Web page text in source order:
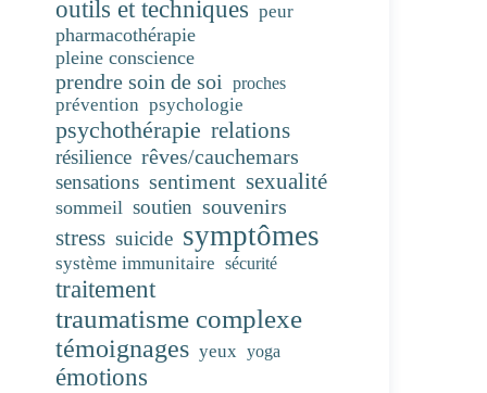
outils et techniques peur
pharmacothérapie
pleine conscience
prendre soin de soi proches
prévention psychologie
psychothérapie relations
résilience rêves/cauchemars
sensations sentiment sexualité
sommeil soutien souvenirs
stress suicide symptômes
système immunitaire sécurité
traitement
traumatisme complexe
témoignages yeux yoga
émotions